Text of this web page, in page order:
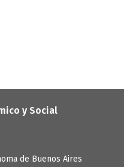
y Social
de Buenos Aires